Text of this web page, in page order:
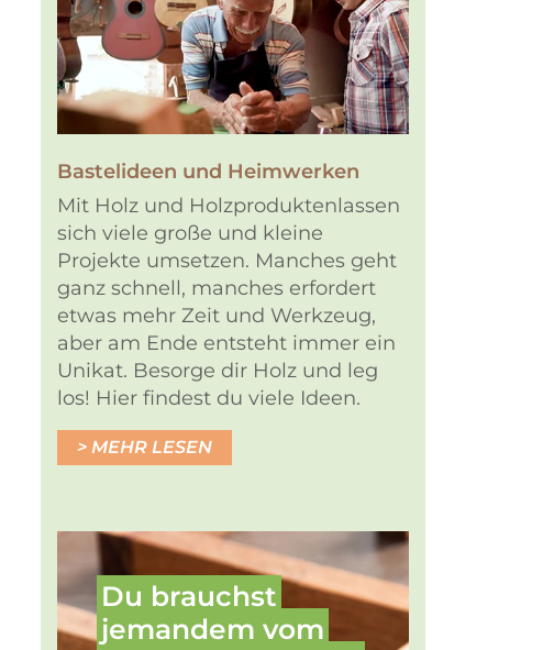
Bastelideen und Heimwerken
Mit Holz und Holzproduktenlassen
sich viele große und kleine
Projekte umsetzen. Manches geht
ganz schnell, manches erfordert
etwas mehr Zeit und Werkzeug,
aber am Ende entsteht immer ein
Unikat. Besorge dir Holz und leg
los! Hier findest du viele Ideen.
MEHR LESEN
Du brauchst
jemandem vom